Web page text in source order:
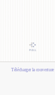
Télécharger la couverture